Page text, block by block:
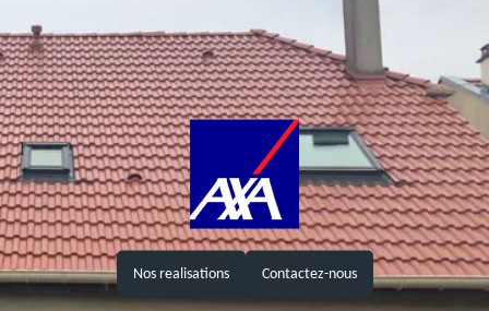
Nos realisations Contactez-nous